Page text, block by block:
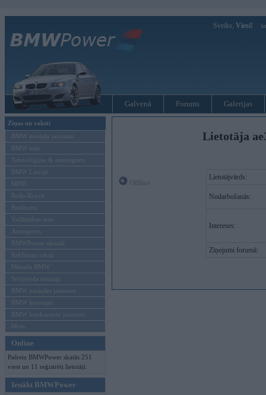
Sveiks, Viesi!
Galvenā Forums Galerijas
Ziņas un raksti
BMW modeļu jaunumi
BMW testi
Tehnoloģijas & sasniegumi
BMW Latvijā
MINI
Rolls-Royce
Pasākumi
Vadāmības tests
Autosports
BMWPower aktuāli
Reklāmas raksti
Mēneša BMW
Sērijveida tūnings
BMW pasaules jaunumi
BMW koncepti
BMW konkurentu jaunumi
Moto
Online
Pašreiz BMWPower skatās 251
viesi un 11 reģistrēti lietotāji.
Ienākt BMWPower
Lietotāja
Lietotājvārds:
Nodarbošanās:
Intereses:
Ziņojumi forumā: